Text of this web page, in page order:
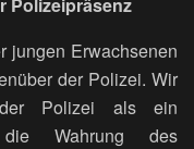
jungen Erwachsenen
der Polizei. Wir
Polizei als ein
die Wahrung des